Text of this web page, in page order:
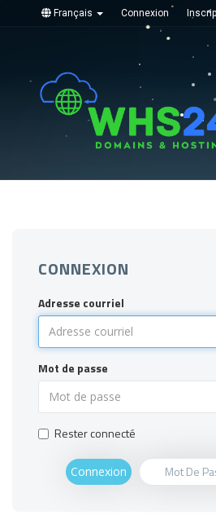
Français Connexion
CONNEXION
Adresse courriel
Mot de passe
Rester connecté
Mot De